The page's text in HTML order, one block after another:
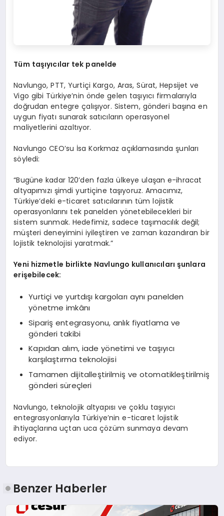
Tüm taşıyıcılar tek panelde
Navlungo, PTT, Yurtiçi Kargo, Aras, Sürat, Hepsijet ve
Vigo gibi Türkiye’nin önde gelen taşıyıcı firmalarıyla
doğrudan entegre çalışıyor. Sistem, gönderi başına en
uygun fiyatı sunarak satıcıların operasyonel
maliyetlerini azaltıyor.
Navlungo CEO’su İsa Korkmaz açıklamasında şunları
söyledi:
“Bugüne kadar 120’den fazla ülkeye ulaşan e-ihracat
altyapımızı şimdi yurtiçine taşıyoruz. Amacımız,
Türkiye’deki e-ticaret satıcılarının tüm lojistik
operasyonlarını tek panelden yönetebilecekleri bir
sistem sunmak. Hedefimiz, sadece taşımacılık değil;
müşteri deneyimini iyileştiren ve zaman kazandıran bir
lojistik teknolojisi yaratmak.”
Yeni hizmetle birlikte Navlungo kullanıcıları şunlara
erişebilecek:
Yurtiçi ve yurtdışı kargoları aynı panelden
yönetme imkânı
Sipariş entegrasyonu, anlık fiyatlama ve
gönderi takibi
Kapıdan alım, iade yönetimi ve taşıyıcı
karşılaştırma teknolojisi
Tamamen dijitalleştirilmiş ve otomatikleştirilmiş
gönderi süreçleri
Navlungo, teknolojik altyapısı ve çoklu taşıyıcı
entegrasyonlarıyla Türkiye’nin e-ticaret lojistik
ihtiyaçlarına uçtan uca çözüm sunmaya devam
ediyor.
Benzer Haberler